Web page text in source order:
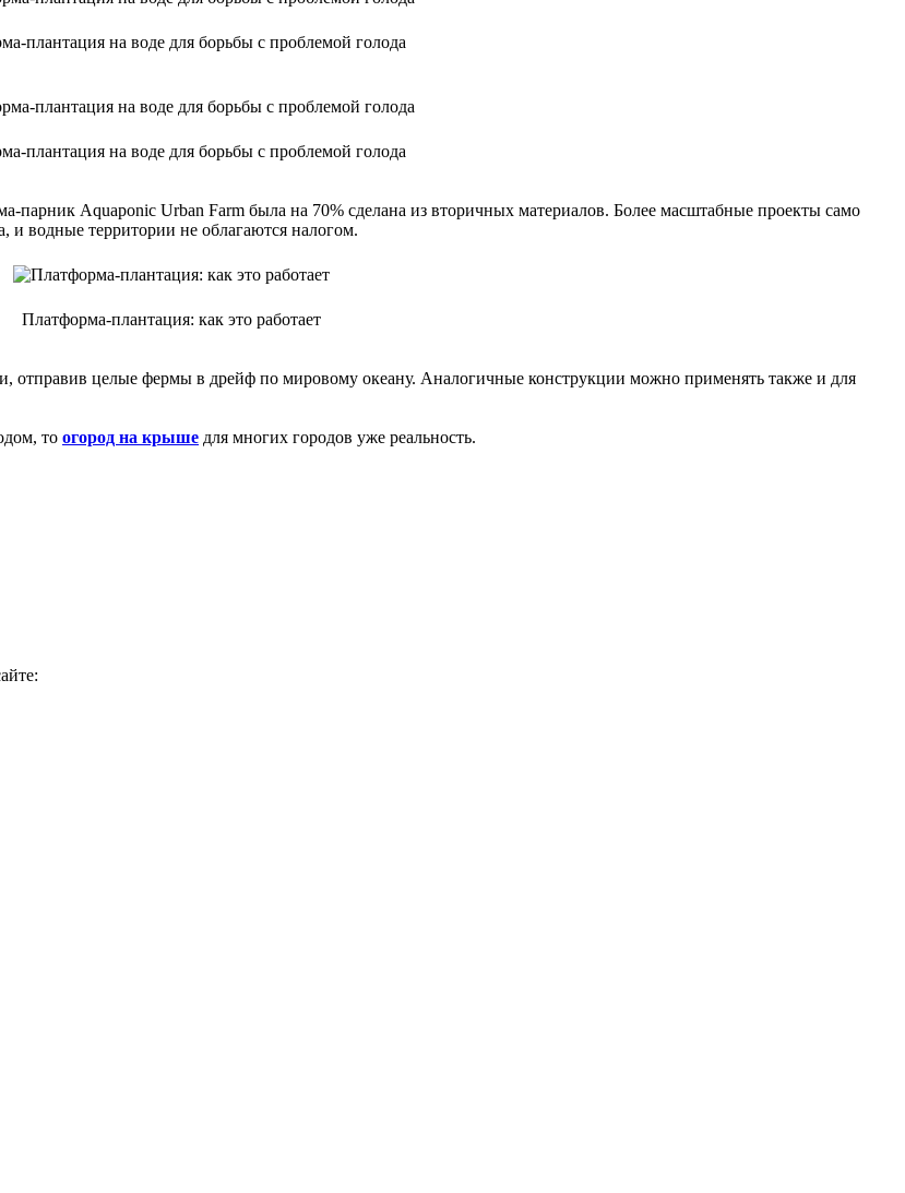
плантация на воде для борьбы с проблемой голода
плантация на воде для борьбы с проблемой голода
парник Aquaponic Urban Farm была на 70% сделана из вторичных материалов. Более масштабные проекты само
и водные территории не облагаются налогом.
Платформа-плантация: как это работает
отправив целые фермы в дрейф по мировому океану. Аналогичные конструкции можно применять также и для
то огород на крыше для многих городов уже реальность.